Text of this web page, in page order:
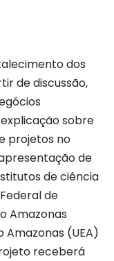
dos
de discussão,
sobre
projetos no
de
de ciência
de
Amazonas
Amazonas (UEA)
receberá